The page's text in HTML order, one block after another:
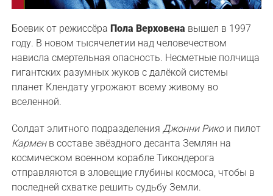
Боевик от режиссёраПола Верховена вышел в 1997
году. В новом тысячелетии над человечеством
нависла смертельная опасность. Несметные полчища
гигантских разумных жуков с далёкой системы
планет Клендату угрожают всему живому во
вселенной.
Солдат элитного подразделенияДжонни Рикои пилот
Карменв составе звёздного десанта Землян на
космическом военном корабле Тикондерога
отправляются в зловещие глубины космоса, чтобы в
последней схватке решить судьбу Земли.